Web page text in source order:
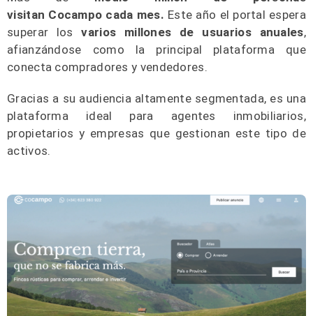
visitan Cocampo cada mes. Este año el portal espera
superar losvarios millones de usuarios anuales,
afianzándose como la principal plataforma que
conecta compradores y vendedores.
Gracias a su audiencia altamente segmentada, es una
plataforma ideal para agentes inmobiliarios,
propietarios y empresas que gestionan este tipo de
activos.